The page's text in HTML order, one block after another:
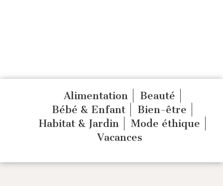
Alimentation
Beauté
Bébé & Enfant
Bien-être
Habitat & Jardin
Mode éthique
Vacances